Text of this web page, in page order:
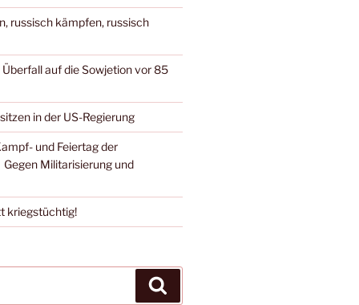
russisch kämpfen, russisch
auf die Sowjetion vor 85
in der US-Regierung
und Feiertag der
Militarisierung und
kriegstüchtig!